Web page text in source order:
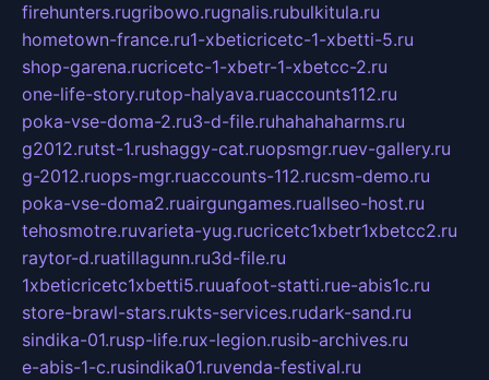
firehunters.rugribowo.rugnalis.rubulkitula.ru
hometown-france.ru1-xbeticricetc-1-xbetti-5.ru
shop-garena.rucricetc-1-xbetr-1-xbetcc-2.ru
one-life-story.rutop-halyava.ruaccounts112.ru
poka-vse-doma-2.ru3-d-file.ruhahahaharms.ru
g2012.rutst-1.rushaggy-cat.ruopsmgr.ruev-gallery.ru
g-2012.ruops-mgr.ruaccounts-112.rucsm-demo.ru
poka-vse-doma2.ruairgungames.ruallseo-host.ru
tehosmotre.ruvarieta-yug.rucricetc1xbetr1xbetcc2.ru
raytor-d.ruatillagunn.ru3d-file.ru
1xbeticricetc1xbetti5.ruuafoot-statti.rue-abis1c.ru
store-brawl-stars.rukts-services.rudark-sand.ru
sindika-01.rusp-life.rux-legion.rusib-archives.ru
e-abis-1-c.rusindika01.ruvenda-festival.ru